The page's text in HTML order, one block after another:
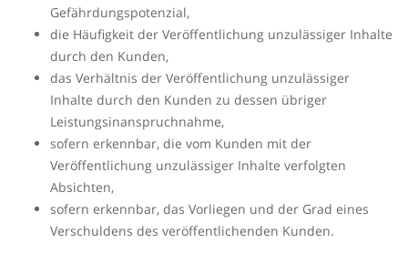
Gefährdungspotenzial,
die Häufigkeit der Veröffentlichung unzulässiger Inhalte
durch den Kunden,
das Verhältnis der Veröffentlichung unzulässiger
Inhalte durch den Kunden zu dessen übriger
Leistungsinanspruchnahme,
sofern erkennbar, die vom Kunden mit der
Veröffentlichung unzulässiger Inhalte verfolgten
Absichten,
sofern erkennbar, das Vorliegen und der Grad eines
Verschuldens des veröffentlichenden Kunden.